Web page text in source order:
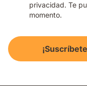
privacidad. Te
momento.